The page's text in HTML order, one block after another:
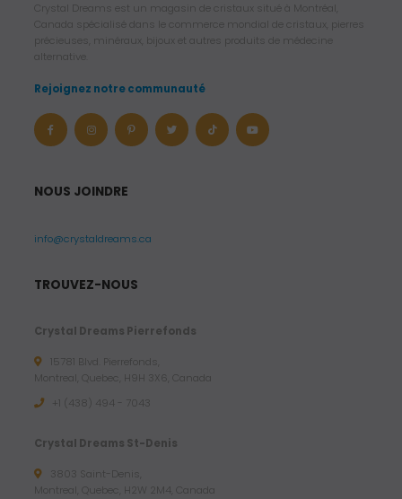
Crystal Dreams est un magasin de cristaux situé à Montréal,
Canada spécialisé dans le commerce mondial de cristaux, pierres
précieuses, minéraux, bijoux et autres produits de médecine
alternative.
Rejoignez notre communauté
NOUS JOINDRE
info@crystaldreams.ca
TROUVEZ-NOUS
Crystal Dreams Pierrefonds
15781 Blvd. Pierrefonds,
Montreal, Quebec, H9H 3X6, Canada
+1 (438) 494 - 7043
Crystal Dreams St-Denis
3803 Saint-Denis,
Montreal, Quebec, H2W 2M4, Canada